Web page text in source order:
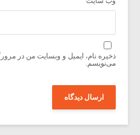
ذخیره نام، ایمیل و وبسایت من در
می‌نویسم.